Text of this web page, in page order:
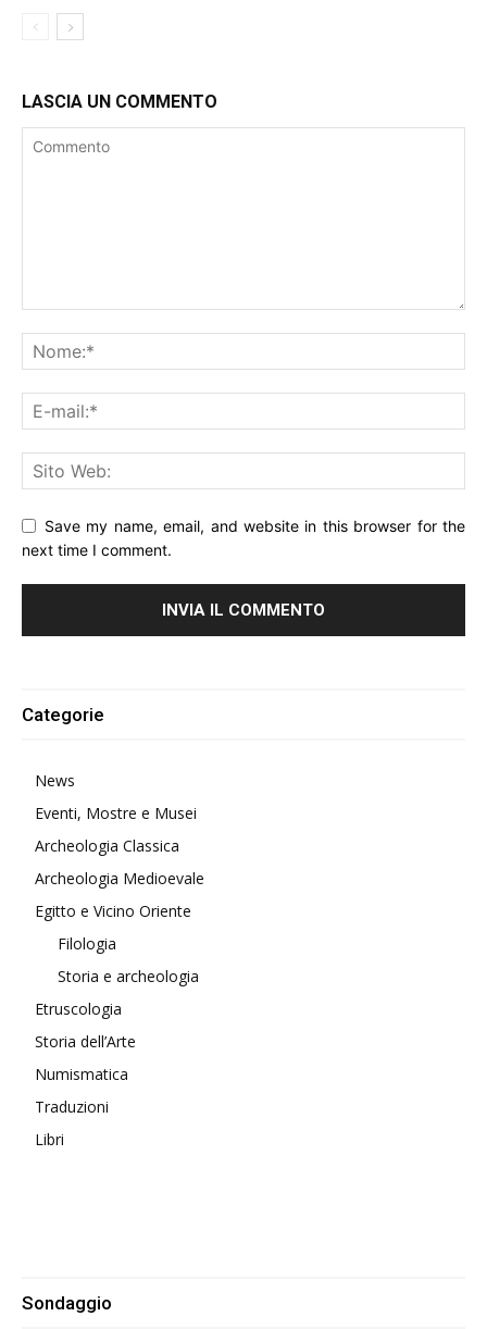
LASCIA UN COMMENTO
Save my name, email, and website in this browser for the
next time I comment.
Categorie
News
Eventi, Mostre e Musei
Archeologia Classica
Archeologia Medioevale
Egitto e Vicino Oriente
Filologia
Storia e archeologia
Etruscologia
Storia dell’Arte
Numismatica
Traduzioni
Libri
Sondaggio